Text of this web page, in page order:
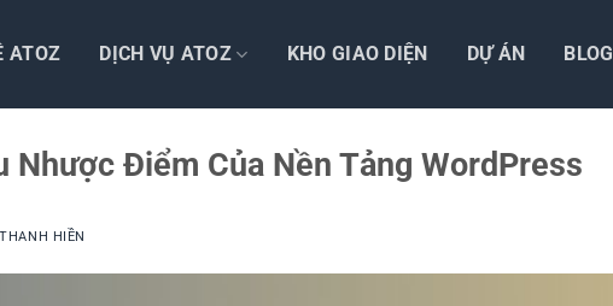
ATOZ DỊCH VỤ ATOZ KHO GIAO DIỆN DỰ ÁN BLOG
Nhược Điểm Của Nền Tảng WordPress
HIỀN